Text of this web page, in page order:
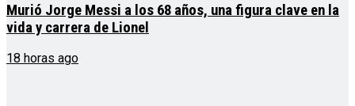
Murió Jorge Messi a los 68 años, una figura clave en la
vida y carrera de Lionel
18 horas ago